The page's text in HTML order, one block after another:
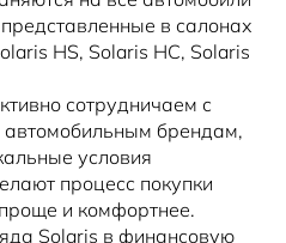
в салонах
HS, Solaris HC, Solaris
сотрудничаем с
брендам,
условия
процесс покупки
и комфортнее.
Solaris в финансовую